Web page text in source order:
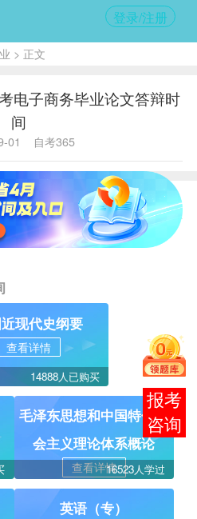
登录/注册
> 正文
电子商务毕业论文答辩时
间
01 自考365
现代史纲要
查看详情
14888人已购买
毛泽东思想和中国特色社
会主义理论体系概论
查看详情16523人学过
英语（专）
在线
客服